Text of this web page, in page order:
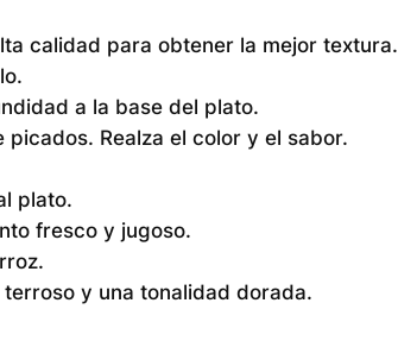
calidad para obtener la mejor textura.
a la base del plato.
picados. Realza el color y el sabor.
plato.
fresco y jugoso.
y una tonalidad dorada.